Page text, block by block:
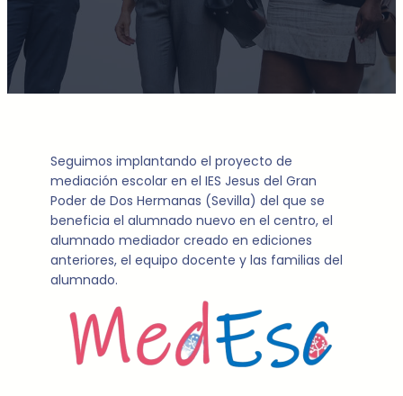
Seguimos implantando el proyecto de
mediación escolar en el IES Jesus del Gran
Poder de Dos Hermanas (Sevilla) del que se
beneficia el alumnado nuevo en el centro, el
alumnado mediador creado en ediciones
anteriores, el equipo docente y las familias del
alumnado.